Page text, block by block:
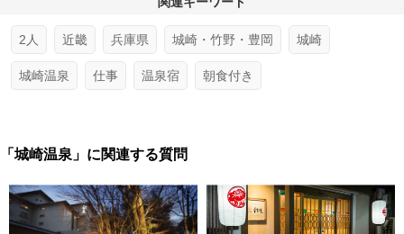
2人 近畿 兵庫県 城崎・竹野・豊岡 城崎
城崎温泉 仕事 温泉宿 朝食付き
「城崎温泉」に関連する質問